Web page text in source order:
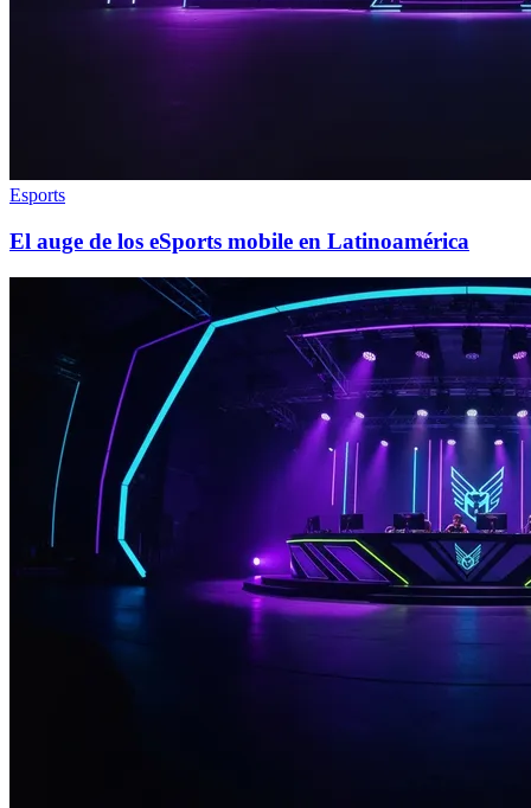
Esports
El auge de los eSports mobile en Latinoamérica